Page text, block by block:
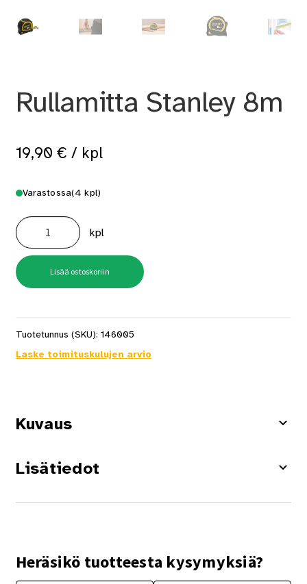
Rullamitta Stanley 8m
19,90 € / kpl
Varastossa(4 kpl)
Rullamitta
Stanley
8m
määrä
kpl
Lisää ostoskoriin
Tuotetunnus (SKU): 146005
Laske toimituskulujen arvio
Kuvaus
Lisätiedot
Heräsikö tuotteesta kysymyksiä?